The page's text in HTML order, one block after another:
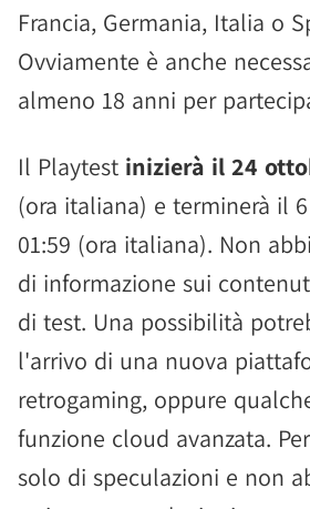
Francia, Germania, Italia o
Ovviamente è anche
almeno 18 anni per
Il Playtest inizierà il 24
(ora italiana) e terminerà il
01:59 (ora italiana). Non
di informazione sui
di test. Una possibilità
l'arrivo di una nuova
retrogaming, oppure
funzione cloud avanzata.
solo di speculazioni e non